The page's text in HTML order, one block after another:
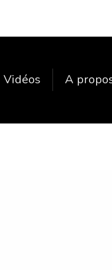
Vidéos A